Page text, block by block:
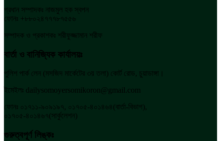
প্রধান সম্পাদকঃ নাজমুল হক স্বপন
ফোনঃ +৮৮০২৪৭৭৭৮৭৫৫৬
সম্পাদক ও প্রকাশকঃ শরীফুজ্জামান শরীফ
বার্তা ও বানিজ্যিক কার্যালয়ঃ
পুলিশ পার্ক লেন (মসজিদ মার্কেটের ৩য় তলা) কোর্ট রোড, চুয়াডাঙ্গা।
ইমেইলঃ dailysomoyersomikoron@gmail.com
ফোনঃ ০১৭১১-৯০৯১৯৭, ০১৭০৫-৪০১৪৬৪(বার্তা-বিভাগ),
০১৭০৫-৪০১৪৬৭(সার্কুলেশন)
গুরুত্বপূর্ণ লিঙ্কঃ